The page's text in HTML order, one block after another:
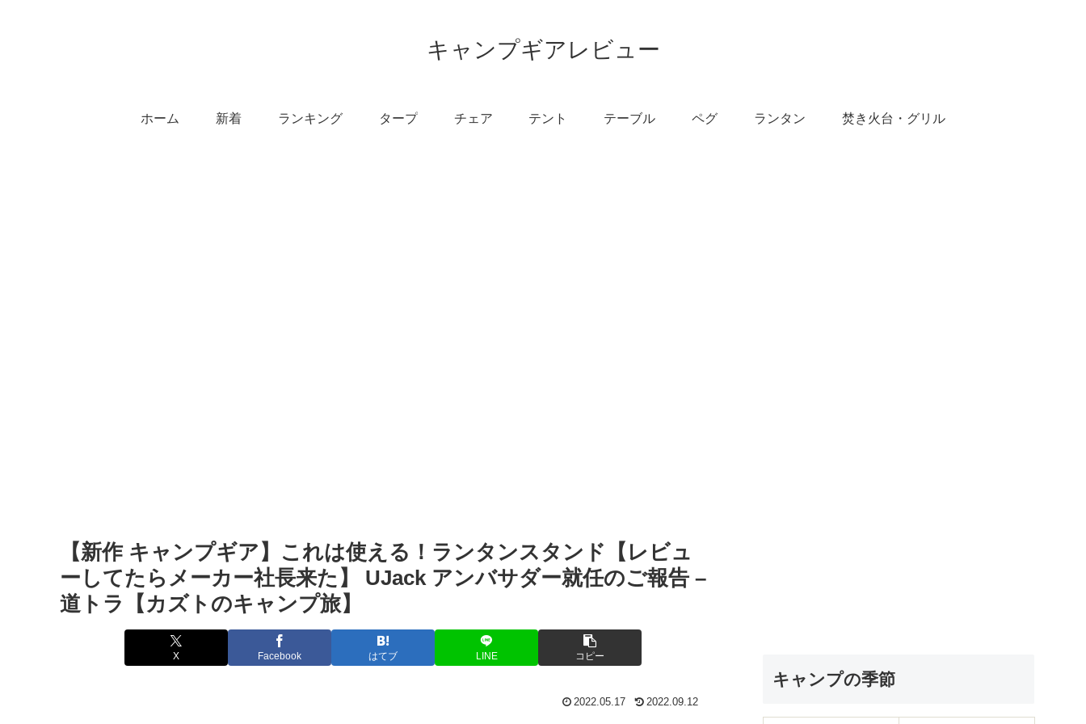
キャンプギアレビュー
ホーム 新着 ランキング タープ チェア テント テーブル ペグ ランタン 焚き火台・グリル
【新作 キャンプギア】これは使える！ランタンスタンド【レビュ
ーしてたらメーカー社長来た】 UJack アンバサダー就任のご報告 –
道トラ【カズトのキャンプ旅】
X Facebook はてブ LINE コピー
2022.05.17 2022.09.12
キャンプの季節